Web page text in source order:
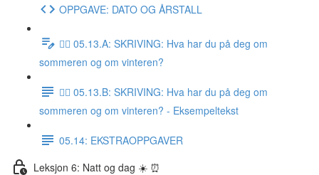
OPPGAVE: DATO OG ÅRSTALL
✍🏼 05.13.A: SKRIVING: Hva har du på deg om
sommeren og om vinteren?
✍🏼 05.13.B: SKRIVING: Hva har du på deg om
sommeren og om vinteren? - Eksempeltekst
05.14: EKSTRAOPPGAVER
Leksjon 6: Natt og dag ☀️ ⏰